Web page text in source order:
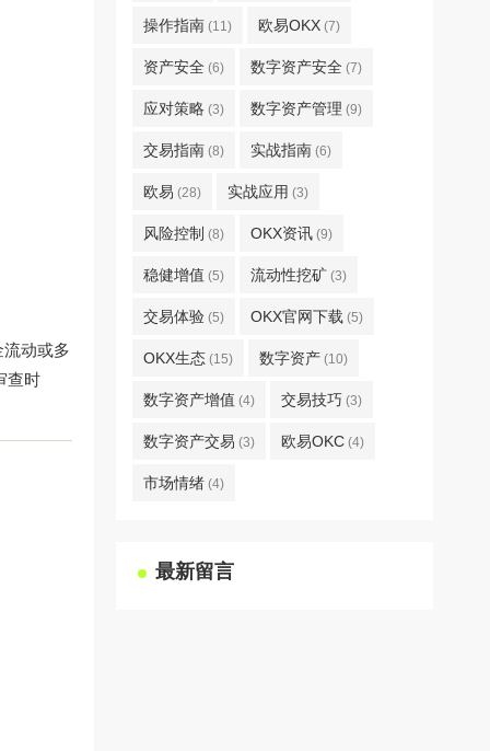
动或多
查时
操作指南 (11) 欧易OKX (7)
资产安全 (6) 数字资产安全 (7)
应对策略 (3) 数字资产管理 (9)
交易指南 (8) 实战指南 (6)
欧易 (28) 实战应用 (3)
风险控制 (8) OKX资讯 (9)
稳健增值 (5) 流动性挖矿 (3)
交易体验 (5) OKX官网下载 (5)
OKX生态 (15) 数字资产 (10)
数字资产增值 (4) 交易技巧 (3)
数字资产交易 (3) 欧易OKC (4)
市场情绪 (4)
最新留言